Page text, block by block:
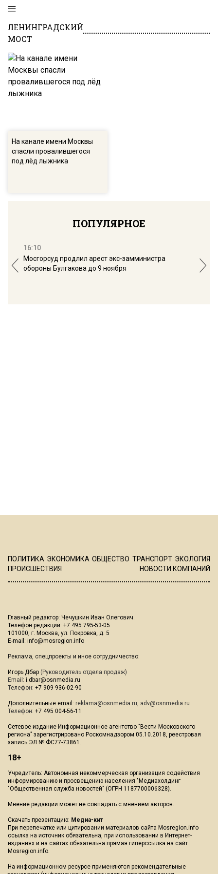
ЛЕНИНГРАДСКИЙ
МОСТ
На канале имени Москвы
спасли провалившегося
под лёд лыжника
ПОПУЛЯРНОЕ
16:10
Мосгорсуд продлил арест экс-замминистра
обороны Булгакова до 9 ноября
ПОЛИТИКА ЭКОНОМИКА ОБЩЕСТВО ТРАНСПОРТ ЭКОЛОГИЯ
ПРОИСШЕСТВИЯ
НОВОСТИ КОМПАНИЙ
Главный редактор: Чечушкин Иван Олегович.
Телефон редакции: +7 495 795-53-05
101000, г. Москва, ул. Покровка, д. 5
E-mail: info@mosregion.info
Реклама, спецпроекты и иное сотрудничество:
Игорь Дбар (Руководитель отдела продаж)
Email: i.dbar@osnmedia.ru
Телефон: +7 909 936-02-90
Дополнительные email: reklama@osnmedia.ru, adv@osnmedia.ru
Телефон: +7 495 004-56-11
Сетевое издание Информационное агентство "Вести Московского
региона" зарегистрировано Роскомнадзором 05.10.2018, реестровая
запись ЭЛ № ФС77-73861.
18+
Учредитель: Автономная некоммерческая организация содействия
информированию и просвещению населения "Медиахолдинг
"Общественная служба новостей" (ОГРН 1187700006328).
Мнение редакции может не совпадать с мнением авторов.
Скачать презентацию: Медиа-кит
При перепечатке или цитировании материалов сайта Mosregion.info
ссылка на источник обязательна, при использовании в Интернет-
изданиях и на сайтах обязательна прямая гиперссылка на сайт
Mosregion.info.
На информационном ресурсе применяются рекомендательные